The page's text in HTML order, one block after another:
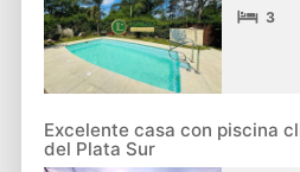
3
Excelente casa con piscina
del Plata Sur